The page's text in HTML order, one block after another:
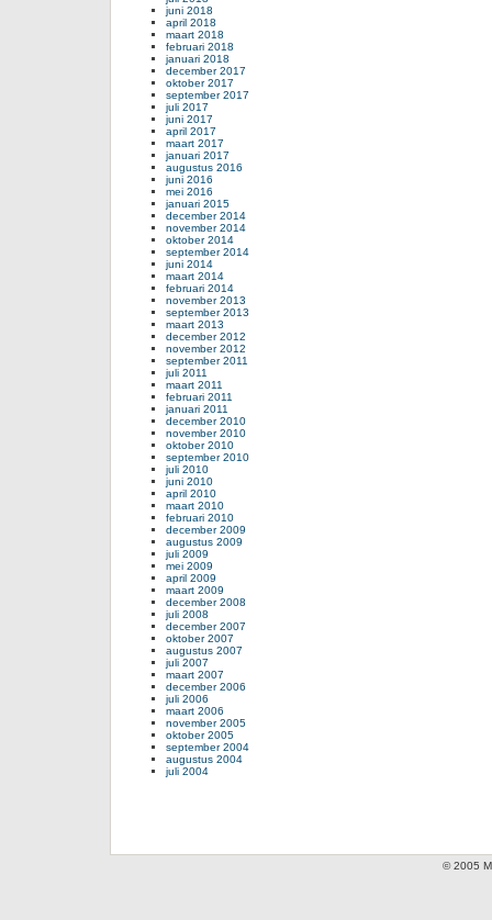
juni 2018
april 2018
maart 2018
februari 2018
januari 2018
december 2017
oktober 2017
september 2017
juli 2017
juni 2017
april 2017
maart 2017
januari 2017
augustus 2016
juni 2016
mei 2016
januari 2015
december 2014
november 2014
oktober 2014
september 2014
juni 2014
maart 2014
februari 2014
november 2013
september 2013
maart 2013
december 2012
november 2012
september 2011
juli 2011
maart 2011
februari 2011
januari 2011
december 2010
november 2010
oktober 2010
september 2010
juli 2010
juni 2010
april 2010
maart 2010
februari 2010
december 2009
augustus 2009
juli 2009
mei 2009
april 2009
maart 2009
december 2008
juli 2008
december 2007
oktober 2007
augustus 2007
juli 2007
maart 2007
december 2006
juli 2006
maart 2006
november 2005
oktober 2005
september 2004
augustus 2004
juli 2004
© 2005